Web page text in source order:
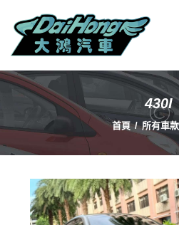
430I
首頁 所有車款
最新消息
服務項目
立即找車
聯絡我們
關於我們